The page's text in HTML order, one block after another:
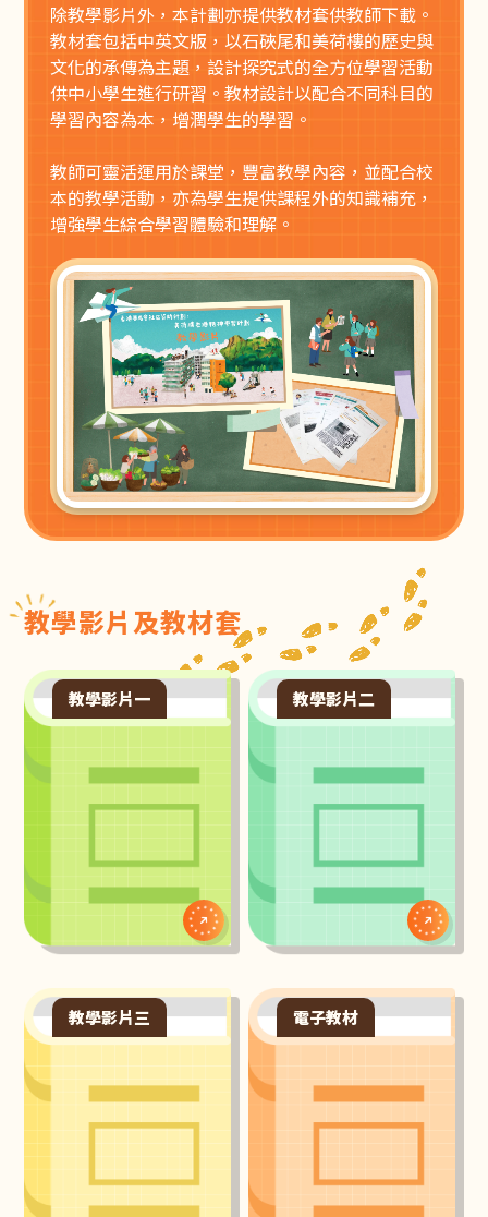
除教學影片外，本計劃亦提供教材套供教師下載。
教材套包括中英文版，以石硤尾和美荷樓的歷史與
文化的承傳為主題，設計探究式的全方位學習活動
供中小學生進行研習。教材設計以配合不同科目的
學習內容為本，增潤學生的學習。
教師可靈活運用於課堂，豐富教學內容，並配合校
本的教學活動，亦為學生提供課程外的知識補充，
增強學生綜合學習體驗和理解。
教學影片及教材套
教學影片一 教學影片二
教學影片三 電子教材